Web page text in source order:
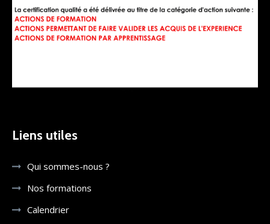
Liens utiles
Qui sommes-nous ?
Nos formations
Calendrier